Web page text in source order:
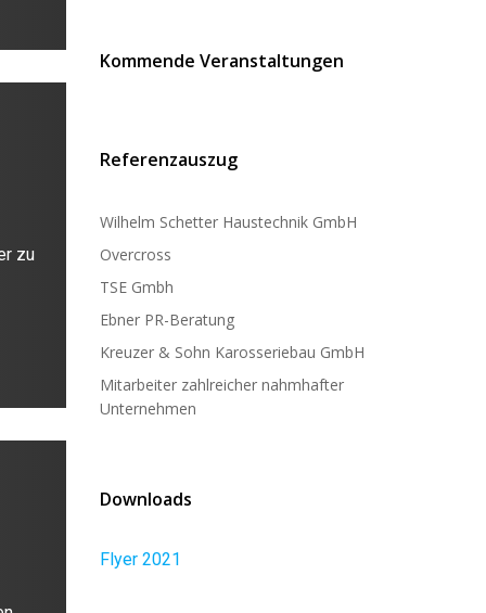
zu
Kommende Veranstaltungen
Referenzauszug
Wilhelm Schetter Haustechnik GmbH
Overcross
TSE Gmbh
Ebner PR-Beratung
Kreuzer & Sohn Karosseriebau GmbH
Mitarbeiter zahlreicher nahmhafter
Unternehmen
Downloads
Flyer 2021